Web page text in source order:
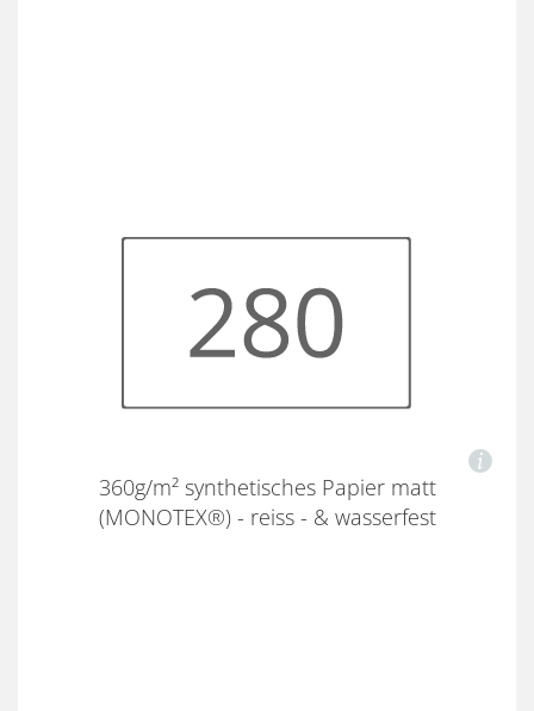
360g/m² synthetisches Papier matt
(MONOTEX®) - reiss - & wasserfest